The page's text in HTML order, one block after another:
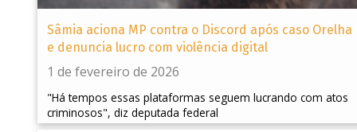
Sâmia aciona MP contra o Discord após caso Orelha
e denuncia lucro com violência digital
1 de fevereiro de 2026
"Há tempos essas plataformas seguem lucrando com atos
criminosos", diz deputada federal